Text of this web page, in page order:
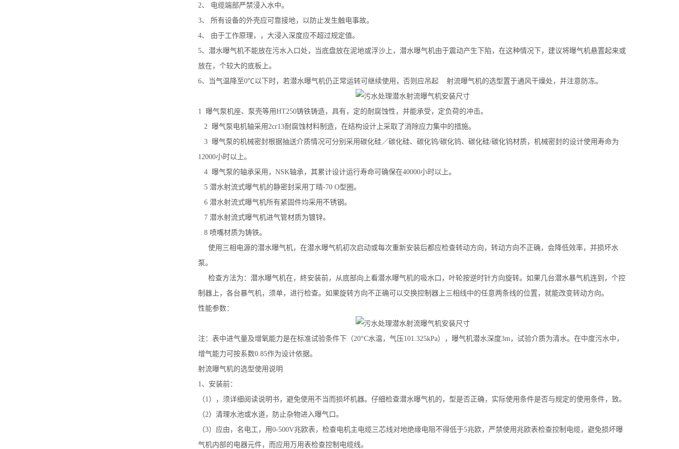
2、 电缆端部严禁浸入水中。
3、 所有设备的外壳应可靠接地，以防止发生触电事故。
4、 由于工作原理，，大浸入深度应不超过规定值。
5、潜水曝气机不能放在污水入口处，当底盘放在泥地或浮沙上，潜水曝气机由于震动产生下陷，在这种情况下，建议将曝气机悬置起来或
放在，个较大的底板上。
6、当气温降至0℃以下时，若潜水曝气机仍正常运转可继续使用，否则应吊起 射流曝气机的选型置于通风干燥处，并注意防冻。
1 曝气泵机座、泵壳等用HT250铸铁铸造，具有，定的耐腐蚀性，并能承受，定负荷的冲击。
2 曝气泵电机轴采用2cr13耐腐蚀材料制造，在结构设计上采取了消除应力集中的措施。
3 曝气泵的机械密封根据抽送介质情况可分别采用碳化硅／碳化硅、碳化钨/碳化钨、碳化硅/碳化钨材质，机械密封的设计使用寿命为
12000小时以上。
4 曝气泵的轴承采用，NSK轴承，其累计设计运行寿命可确保在40000小时以上。
5 潜水射流式曝气机的静密封采用丁晴-70 O型圈。
6 潜水射流式曝气机所有紧固件均采用不锈钢。
7 潜水射流式曝气机进气管材质为镀锌。
8 喷嘴材质为铸铁。
使用三相电源的潜水曝气机，在潜水曝气机初次启动或每次重新安装后都应检查转动方向，转动方向不正确，会降低效率，并损坏水
泵。
检查方法为：潜水曝气机在，終安装前，从底部向上看潜水曝气机的吸水口，叶轮按逆时针方向旋转。如果几台潜水暴气机连到，个控
制器上，各台暴气机，须单，进行检查。如果旋转方向不正确可以交换控制器上三相线中的任意两条线的位置，就能改变转动方向。
性能参数：
注：表中进气量及增氧能力是在标准试验条件下（20°C水温，气压101.325kPa），曝气机潜水深度3m，试验介质为清水。在中度污水中，
增气能力可按系数0.85作为设计依据。
射流曝气机的选型使用说明
1、安装前：
（1），须详细阅读说明书，避免使用不当而损坏机器。仔细检查潜水曝气机的，型是否正确，实际使用条件是否与规定的使用条件，致。
（2）清理水池或水道，防止杂物进入曝气口。
（3）应由，名电工，用0-500V兆欧表，检查电机主电缆三芯线对地绝缘电阻不得低于5兆欧，严禁使用兆欧表检查控制电缆，避免损坏曝
气机内部的电器元件，而应用万用表检查控制电缆线。